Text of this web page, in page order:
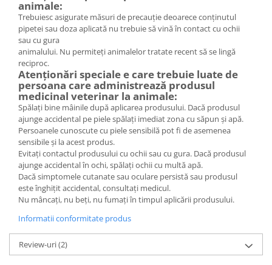
animale:
Trebuiesc asigurate măsuri de precauţie deoarece conţinutul
pipetei sau doza aplicată nu trebuie să vină în contact cu ochii
sau cu gura
animalului. Nu permiteţi animalelor tratate recent să se lingă
reciproc.
Atenţionări speciale e care trebuie luate de
persoana care administrează produsul
medicinal veterinar la animale:
Spălaţi bine mâinile după aplicarea produsului. Dacă produsul
ajunge accidental pe piele spălaţi imediat zona cu săpun şi apă.
Persoanele cunoscute cu piele sensibilă pot fi de asemenea
sensibile şi la acest produs.
Evitaţi contactul produsului cu ochii sau cu gura. Dacă produsul
ajunge accidental în ochi, spălaţi ochii cu multă apă.
Dacă simptomele cutanate sau oculare persistă sau produsul
este înghiţit accidental, consultaţi medicul.
Nu mâncaţi, nu beţi, nu fumaţi în timpul aplicării produsului.
Informatii conformitate produs
Review-uri(2)